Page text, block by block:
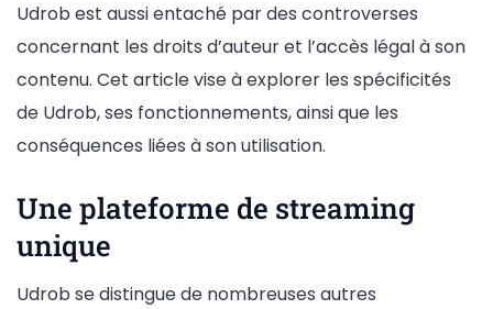
Udrob est aussi entaché par des controverses
concernant les droits d’auteur et l’accès légal à son
contenu. Cet article vise à explorer les spécificités
de Udrob, ses fonctionnements, ainsi que les
conséquences liées à son utilisation.
Une plateforme de streaming
unique
Udrob se distingue de nombreuses autres